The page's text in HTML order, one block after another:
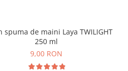
spuma de maini Laya TWILIGHT
250 ml
9,00 RON